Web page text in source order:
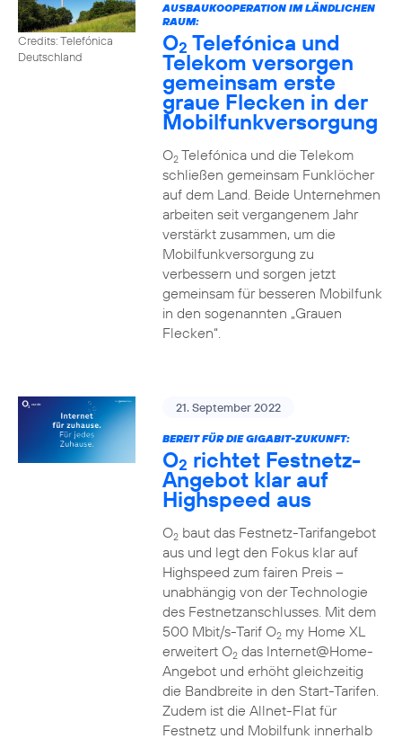
Credits: Telefónica
Deutschland
AUSBAUKOOPERATION IM LÄNDLICHEN
RAUM:
O2 Telefónica und
Telekom versorgen
gemeinsam erste
graue Flecken in der
Mobilfunkversorgung
O2Telefónica und die Telekom
schließen gemeinsam Funklöcher
auf dem Land. Beide Unternehmen
arbeiten seit vergangenem Jahr
verstärkt zusammen, um die
Mobilfunkversorgung zu
verbessern und sorgen jetzt
gemeinsam für besseren Mobilfunk
in den sogenannten „Grauen
Flecken“.
21. September 2022
BEREIT FÜR DIE GIGABIT-ZUKUNFT:
O2 richtet Festnetz-
Angebot klar auf
Highspeed aus
O2baut das Festnetz-Tarifangebot
aus und legt den Fokus klar auf
Highspeed zum fairen Preis –
unabhängig von der Technologie
des Festnetzanschlusses. Mit dem
500 Mbit/s-Tarif O2my Home XL
erweitert O2das Internet@Home-
Angebot und erhöht gleichzeitig
die Bandbreite in den Start-Tarifen.
Zudem ist die Allnet-Flat für
Festnetz und Mobilfunk innerhalb